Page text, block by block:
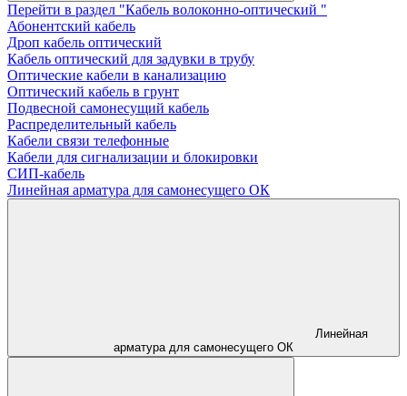
Перейти в раздел "Кабель волоконно-оптический "
Абонентский кабель
Дроп кабель оптический
Кабель оптический для задувки в трубу
Оптические кабели в канализацию
Оптический кабель в грунт
Подвесной самонесущий кабель
Распределительный кабель
Кабели связи телефонные
Кабели для сигнализации и блокировки
СИП-кабель
Линейная арматура для самонесущего ОК
Линейная
арматура для самонесущего ОК